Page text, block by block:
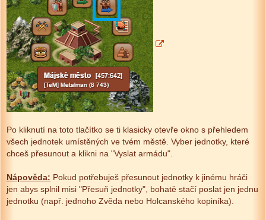
Po kliknutí na toto tlačítko se ti klasicky otevře okno s přehledem
všech jednotek umístěných ve tvém městě. Vyber jednotky, které
chceš přesunout a klikni na "Vyslat armádu".
Nápověda: Pokud potřebuješ přesunout jednotky k jinému hráči
jen abys splnil misi "Přesuň jednotky", bohatě stačí poslat jen jednu
jednotku (např. jednoho Zvěda nebo Holcanského kopiníka).